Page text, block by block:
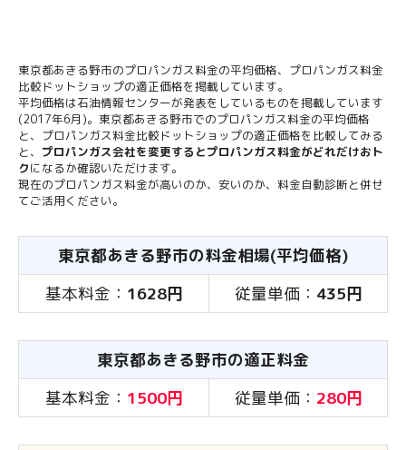
東京都あきる野市のプロパンガス料金の平均価格、プロパンガス料金
比較ドットショップの適正価格を掲載しています。
平均価格は石油情報センターが発表をしているものを掲載しています
(2017年6月)。東京都あきる野市でのプロパンガス料金の平均価格
と、プロパンガス料金比較ドットショップの適正価格を比較してみる
と、 プロパンガス会社を変更するとプロパンガス料金がどれだけおト
クになるか確認いただけます。
現在のプロパンガス料金が高いのか、安いのか、料金自動診断と併せ
てご活用ください。
東京都あきる野市の料金相場(平均価格)
基本料金： 1628円 従量単価： 435円
東京都あきる野市の適正料金
基本料金： 1500円 従量単価： 280円